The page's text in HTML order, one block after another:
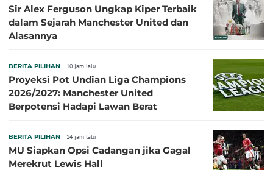
Sir Alex Ferguson Ungkap Kiper Terbaik
dalam Sejarah Manchester United dan
Alasannya
BERITA PILIHAN 10 jam lalu
Proyeksi Pot Undian Liga Champions
2026/2027: Manchester United
Berpotensi Hadapi Lawan Berat
BERITA PILIHAN 14 jam lalu
MU Siapkan Opsi Cadangan jika Gagal
Merekrut Lewis Hall